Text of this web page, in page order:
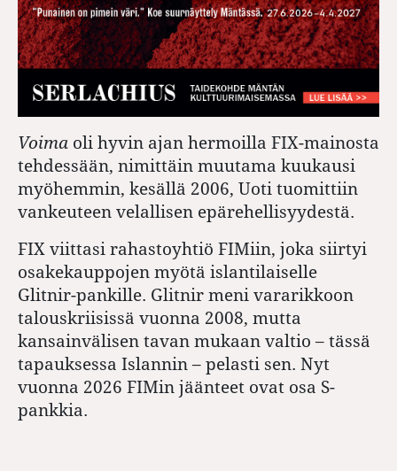
Voima oli hyvin ajan hermoilla FIX-mainosta
tehdessään, nimittäin muutama kuukausi
myöhemmin, kesällä 2006, Uoti tuomittiin
vankeuteen velallisen epärehellisyydestä.
FIX viittasi rahastoyhtiö FIMiin, joka siirtyi
osakekauppojen myötä islantilaiselle
Glitnir-pankille. Glitnir meni vararikkoon
talouskriisissä vuonna 2008, mutta
kansainvälisen tavan mukaan valtio – tässä
tapauksessa Islannin – pelasti sen. Nyt
vuonna 2026 FIMin jäänteet ovat osa S-
pankkia.